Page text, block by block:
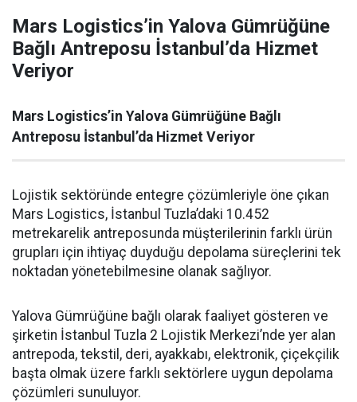
Mars Logistics’in Yalova Gümrüğüne
Bağlı Antreposu İstanbul’da Hizmet
Veriyor
Mars Logistics’in Yalova Gümrüğüne Bağlı
Antreposu İstanbul’da Hizmet Veriyor
Lojistik sektöründe entegre çözümleriyle öne çıkan
Mars Logistics, İstanbul Tuzla’daki 10.452
metrekarelik antreposunda müşterilerinin farklı ürün
grupları için ihtiyaç duyduğu depolama süreçlerini tek
noktadan yönetebilmesine olanak sağlıyor.
Yalova Gümrüğüne bağlı olarak faaliyet gösteren ve
şirketin İstanbul Tuzla 2 Lojistik Merkezi’nde yer alan
antrepoda, tekstil, deri, ayakkabı, elektronik, çiçekçilik
başta olmak üzere farklı sektörlere uygun depolama
çözümleri sunuluyor.